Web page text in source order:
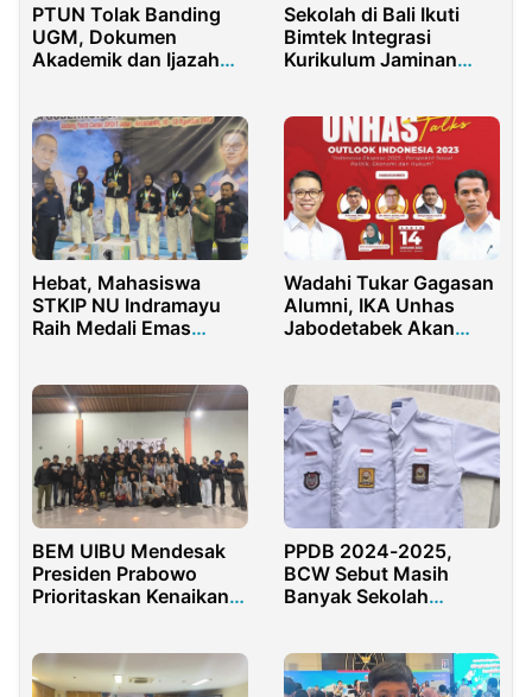
PTUN Tolak Banding
UGM, Dokumen
Akademik dan Ijazah
Sekolah di Bali Ikuti
Bimtek Integrasi
Kurikulum Jaminan
Hebat, Mahasiswa
STKIP NU Indramayu
Raih Medali Emas
2023
Wadahi Tukar Gagasan
Alumni, IKA Unhas
Jabodetabek Akan
BEM UIBU Mendesak
Presiden Prabowo
Prioritaskan Kenaikan
PPDB 2024-2025,
BCW Sebut Masih
Banyak Sekolah